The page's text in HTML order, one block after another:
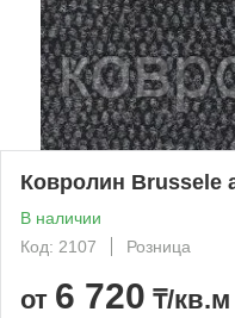
Ковролин Brussele
В наличии
Код: 2107
Розница
от 6 720 ₸/кв.м